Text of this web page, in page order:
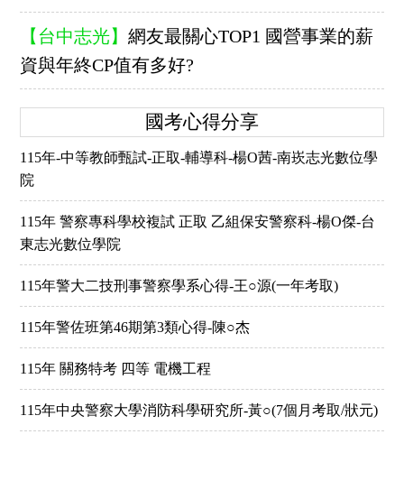
【台中志光】 網友最關心TOP1 國營事業的薪
資與年終CP值有多好?
國考心得分享
115年-中等教師甄試-正取-輔導科-楊O茜-南崁志光數位學
院
115年 警察專科學校複試 正取 乙組保安警察科-楊O傑-台
東志光數位學院
115年警大二技刑事警察學系心得-王○源(一年考取)
115年警佐班第46期第3類心得-陳○杰
115年 關務特考 四等 電機工程
115年中央警察大學消防科學研究所-黃○(7個月考取/狀元)